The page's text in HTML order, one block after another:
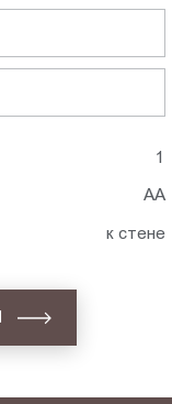
1
АА
к стене